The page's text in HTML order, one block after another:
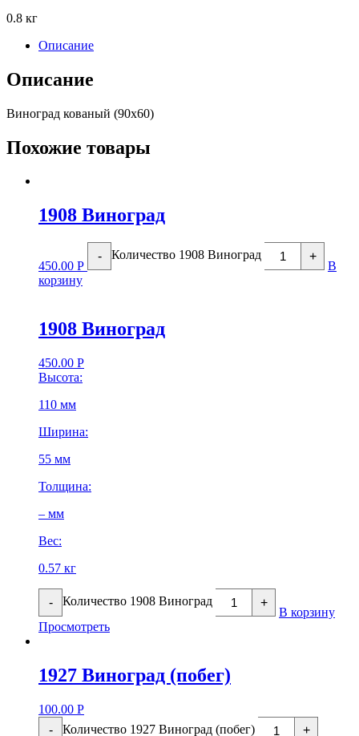
0.8 кг
Описание
Описание
Виноград кованый (90х60)
Похожие товары
1908 Виноград
450.00 Р
- Количество 1908 Виноград +
В
корзину
1908 Виноград
450.00 Р
Высота:
110 мм
Ширина:
55 мм
Толщина:
– мм
Вес:
0.57 кг
- Количество 1908 Виноград +
В корзину
Просмотреть
1927 Виноград (побег)
100.00 Р
-
Количество 1927 Виноград (побег) +